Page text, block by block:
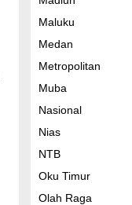
Maluku
Medan
Metropolitan
Muba
Nasional
Nias
NTB
Oku Timur
Olah Raga